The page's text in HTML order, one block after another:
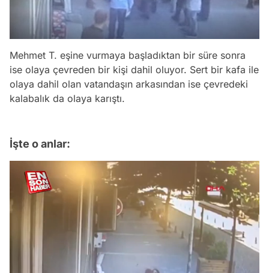
Mehmet T. eşine vurmaya başladıktan bir süre sonra
ise olaya çevreden bir kişi dahil oluyor. Sert bir kafa ile
olaya dahil olan vatandaşın arkasından ise çevredeki
kalabalık da olaya karıştı.
İşte o anlar: